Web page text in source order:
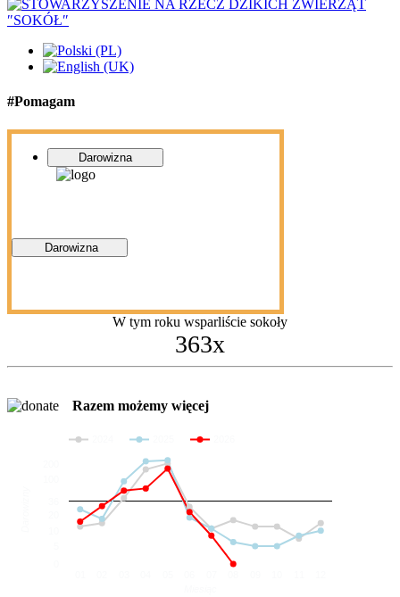
#Pomagam
Darowizna
Darowizna
W tym roku wsparliście sokoły
363x
Razem możemy więcej